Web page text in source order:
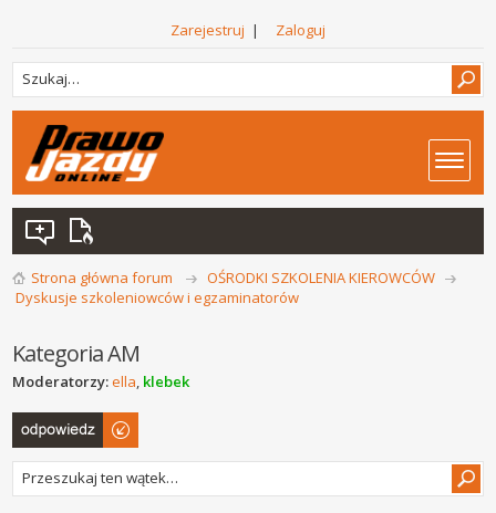
Zarejestruj | Zaloguj
Strona główna forum
OŚRODKI SZKOLENIA KIEROWCÓW
Dyskusje szkoleniowców i egzaminatorów
Kategoria AM
Moderatorzy:ella, klebek
Odpowiedz